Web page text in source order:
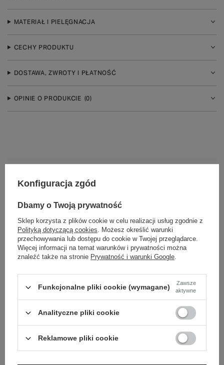
MATERIAŁ I PIELĘGNACJA
CECHY PRODUKTU
DOSTAWA, ZWROTY I PŁATNOŚĆ
OPINIE O PRODUKCIE (0)
Nasze buty wykonane są z wysokiej jakości skóry
naturalnej.
Polska marka
Tworzona z pasji do rzemieślniczej jakości i mody.
Klasyczne wzory, które pasują do wielu stylizacji.
Szybka wysyłka
Dbamy o doświadczenie klientów i wysyłamy w 24h.
Konfiguracja zgód
Dbamy o Twoją prywatność
Sklep korzysta z plików cookie w celu realizacji usług zgodnie z
Polityką dotyczącą cookies. Możesz określić warunki
przechowywania lub dostępu do cookie w Twojej przeglądarce.
Więcej informacji na temat warunków i prywatności można
znaleźć także na stronie Prywatność i warunki Google.
Funkcjonalne pliki cookie (wymagane)
Zawsze
aktywne
Analityczne pliki cookie
Reklamowe pliki cookie